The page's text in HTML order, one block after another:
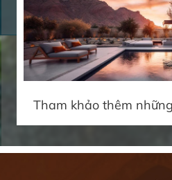
Tham khảo thêm